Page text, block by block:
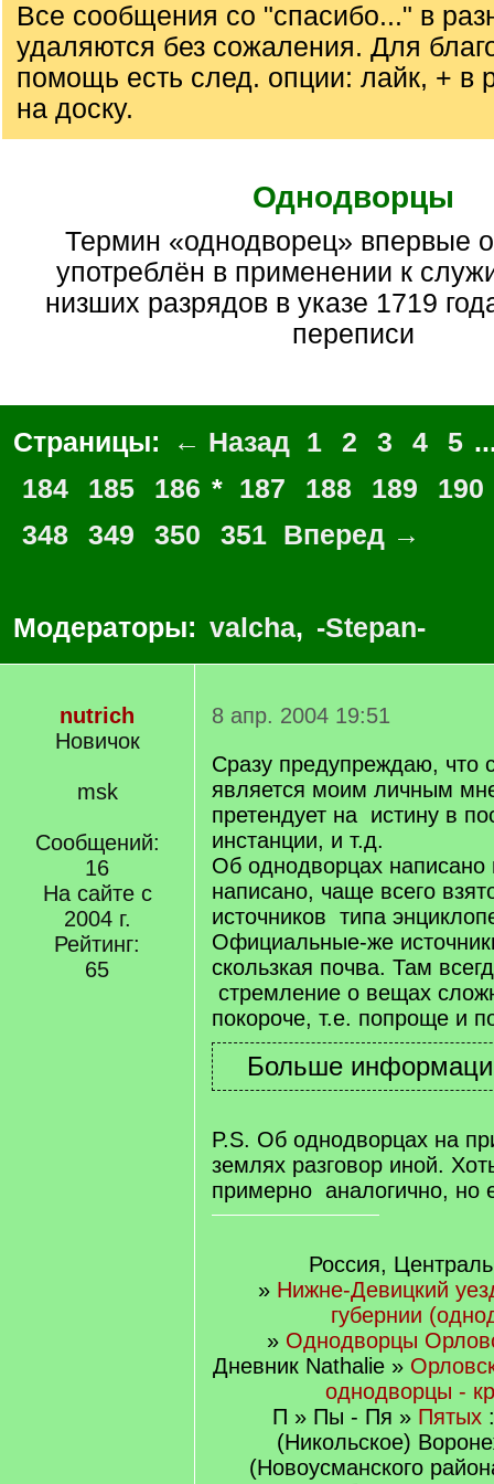
Все сообщения со "спасибо..." в
удаляются без сожаления. Для
помощь есть след. опции: лайк, + в
на доску.
Однодворцы
Термин «однодворец» впервые официально
употреблён в применении к
низших разрядов в указе 1719
переписи
Страницы: ← Назад 1 2 3 4 5
184
185 186 * 187 188 189 190
348
349 350 351 Вперед →
Модераторы: valcha, -Stepan-
nutrich
Новичок
msk
Сообщений:
16
На сайте с
2004 г.
Рейтинг:
65
8 апр. 2004 19:51
Сразу предупреждаю, что
является моим личным
претендует на истину в
инстанции, и т.д.
Об однодворцах написано
написано, чаще всего
источников типа
Официальные-же
скользкая почва. Там
стремление о вещах
покороче, т.е. попроще и
P.S. Об однодворцах на
землях разговор иной.
примерно аналогично, но
Россия,
» Нижне-Девицкий
губернии
» Однодворцы
Дневник Nathalie »
однодворцы -
П » Пы - Пя » Пятых
(Никольское)
(Новоусманского